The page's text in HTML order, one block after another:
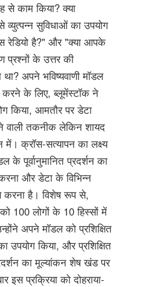
से काम किया? क्या
व्युत्पन्न सुविधाओं का उपयोग
रेडियो है?" और "क्या आपके
प्रश्नों के उत्तर की
था? अपने भविष्यवाणी मॉडल
करने के लिए, ब्लूमेंस्टॉक ने
किया, आमतौर पर डेटा
वाली तकनीक लेकिन शायद
में। क्रॉस-सत्यापन का लक्ष्य
के पूर्वानुमानित प्रदर्शन का
और डेटा के विभिन्न
करना है। विशेष रूप से,
100 लोगों के 10 हिस्सों में
अपने मॉडल को प्रशिक्षित
उपयोग किया, और प्रशिक्षित
का मूल्यांकन शेष खंड पर
इस प्रक्रिया को दोहराया-